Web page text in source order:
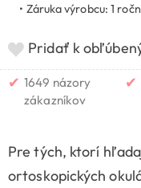
• Záruka výrobcu: 1
Pridať k
✔ 1649 názory
zákazníkov
✔
Pre tých, ktorí
ortoskopických